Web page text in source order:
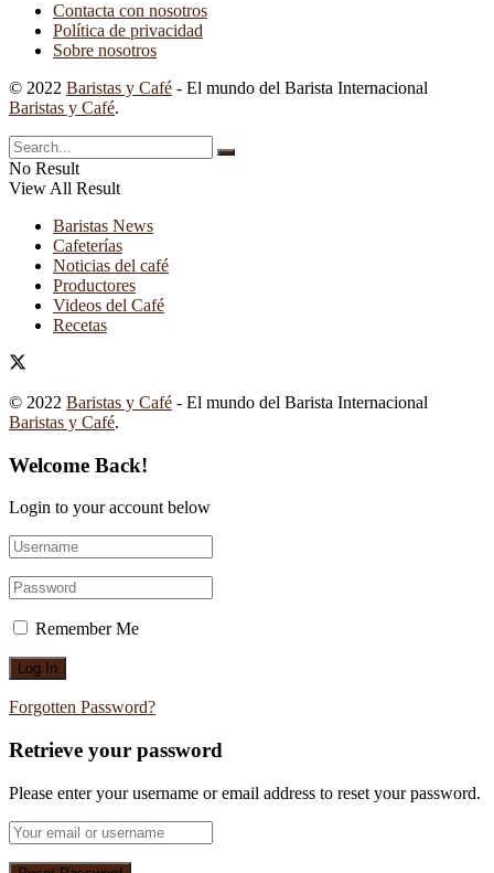
Contacta con nosotros
Política de privacidad
Sobre nosotros
© 2022 Baristas y Café - El mundo del Barista Internacional
Baristas y Café.
No Result
View All Result
Baristas News
Cafeterías
Noticias del café
Productores
Videos del Café
Recetas
© 2022 Baristas y Café - El mundo del Barista Internacional
Baristas y Café.
Welcome Back!
Login to your account below
Remember Me
Forgotten Password?
Retrieve your password
Please enter your username or email address to reset your password.